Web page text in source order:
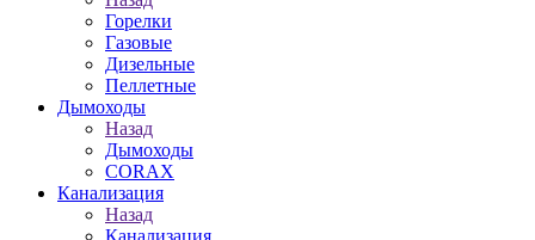
Горелки
Газовые
Дизельные
Пеллетные
Дымоходы
Назад
Дымоходы
CORAX
Канализация
Назад
Канализация